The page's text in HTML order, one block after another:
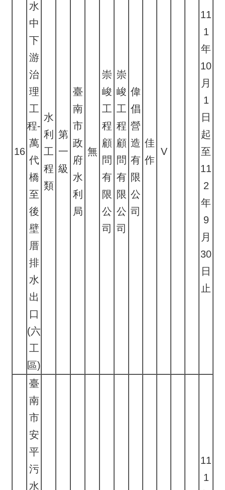
16
水
中
下
游
治
理
工
程-
萬
代
橋
至
後
壁
厝
排
水
出
口
(六
工
區)
水
利
工
程
類
第
一
級
臺
南
市
政
府
水
利
局
無
崇
峻
工
程
顧
問
有
限
公
司
崇
峻
工
程
顧
問
有
限
公
司
偉
倡
營
造
有
限
公
司
佳
作
V
11
1
年
10
月
1
日
起
至
11
2
年
9
月
30
日
止
臺
南
市
安
平
污
水
11
1